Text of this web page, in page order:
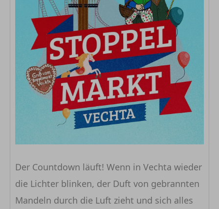
Der Countdown läuft! Wenn in Vechta wieder
die Lichter blinken, der Duft von gebrannten
Mandeln durch die Luft zieht und sich alles